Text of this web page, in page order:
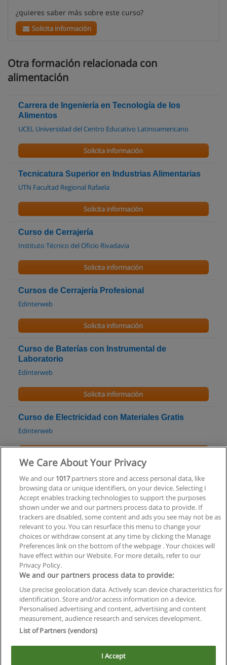
¿quieres saber más sobre este curso?
Solicita información
Otra formación relacionada con
alimentación
Carrera de Ingeniería en Tecnología de los
Alimentos
UCEL Universidad del Centro Educativo Latinoamericano
Solicita información
Tecnicatura Superior en Industrias Alimentarias
UTN Facultad Regional Rafaela
Solicita información
Curso de Cerrajería
Instituto Técnico del Oficio Rivadavia
Solicita información
Cursos de Cerrajería Profesional
Edinterweb
Solicita información
Curso de Baterías con Instrumental de
Laboratorio
Edinterweb
Solicita información
Curso de Electricidad con Materiales Gratis
Edinterweb
Curso Instalador y reparador de AACC
Instituto de Formación Económica y Comercial IFEC
Solicita información
Privacidad de datos
Contactar con Educaedu
Copyright © Educaedu Business S.L. - CIF : B-95610580: -
We Care About Your Privacy
We and our 1017partners store and access personal data, like
browsing data or unique identifiers, on your device. Selecting I
Accept enables tracking technologies to support the purposes
shown under we and our partners process data to provide. If
trackers are disabled, some content and ads you see may not be as
relevant to you. You can resurface this menu to change your
choices or withdraw consent at any time by clicking the Manage
Preferences link on the bottom of the webpage . Your choices will
have effect within our Website. For more details, refer to our
Privacy Policy.
We and our partners process data to provide:
Use precise geolocation data. Actively scan device characteristics for
identification. Store and/or access information on a device.
Personalised advertising and content, advertising and content
measurement, audience research and services development.
List of Partners (vendors)
I Accept